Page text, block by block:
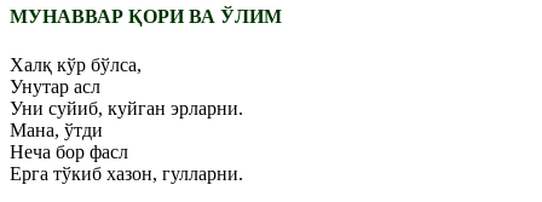
МУНАВВАР ҚОРИ ВА ЎЛИМ
Халқ кўр бўлса,
Унутар асл
Уни суйиб, куйган эрларни.
Мана, ўтди
Неча бор фасл
Ерга тўкиб хазон, гулларни.